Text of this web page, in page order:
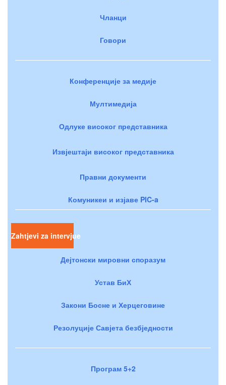
Чланци
Говори
Конференције за медије
Мултимедија
Одлуке високог представника
Извјештаји високог представника
Правни документи
Комуникеи и изјаве PIC-a
Zahtjevi za intervjue
Дејтонски мировни споразум
Устав БиХ
Закони Босне и Херцеговине
Резолуције Савјета безбједности
Програм 5+2